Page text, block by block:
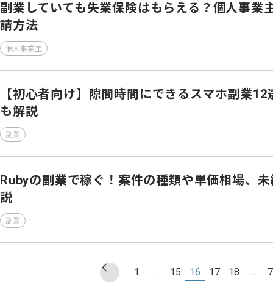
副業していても失業保険はもらえる？個人事業
請方法
個人事業主
【初心者向け】隙間時間にできるスマホ副業
も解説
副業
Rubyの副業で稼ぐ！案件の種類や単価相場、
説
副業
1 … 15 16 17 18 …